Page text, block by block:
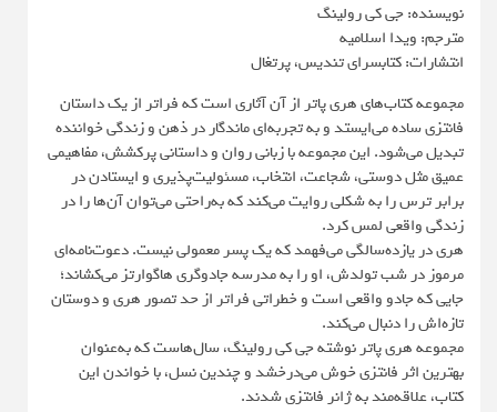
نویسنده: جی کی رولینگ
مترجم: ویدا اسلامیه
انتشارات: کتابسرای تندیس، پرتغال
مجموعه کتاب‌های هری پاتر از آن آثاری است که فراتر از یک داستان
فانتزی ساده می‌ایستد و به تجربه‌ای ماندگار در ذهن و زندگی خواننده
تبدیل می‌شود. این مجموعه با زبانی روان و داستانی پرکشش، مفاهیمی
عمیق مثل دوستی، شجاعت، انتخاب، مسئولیت‌پذیری و ایستادن در
برابر ترس را به شکلی روایت می‌کند که به‌راحتی می‌توان آن‌ها را در
زندگی واقعی لمس کرد.
هری در یازده‌سالگی می‌فهمد که یک پسر معمولی نیست. دعوت‌نامه‌ای
مرموز در شب تولدش، او را به مدرسه جادوگری هاگوارتز می‌کشاند؛
جایی که جادو واقعی است و خطراتی فراتر از حد تصور هری و دوستان
تازه‌اش را دنبال می‌کند.
مجموعه هری پاتر نوشته جی کی رولینگ، سال‌هاست که به‌عنوان
بهترین اثر فانتزی خوش می‌درخشد و چندین نسل، با خواندن این
کتاب، علاقه‌مند به ژانر فانتزی شدند.